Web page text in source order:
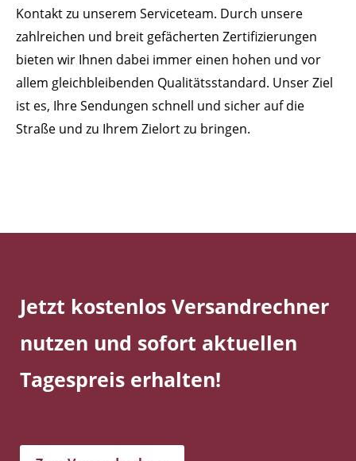
Kontakt zu unserem Serviceteam. Durch unsere
zahlreichen und breit gefächerten Zertifizierungen
bieten wir Ihnen dabei immer einen hohen und vor
allem gleichbleibenden Qualitätsstandard. Unser Ziel
ist es, Ihre Sendungen schnell und sicher auf die
Straße und zu Ihrem Zielort zu bringen.
Jetzt kostenlos Versandrechner
nutzen und sofort aktuellen
Tagespreis erhalten!